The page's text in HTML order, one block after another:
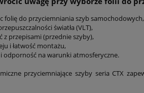
folię do przyciemniania szyb
światła (VLT),
z przepisami (przednie szyby),
i łatwość montażu,
i odporność na warunki atmosferyczne.
przyciemniające szyby seria CTX